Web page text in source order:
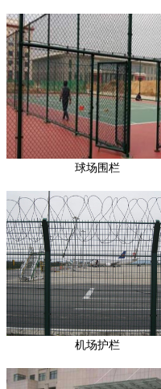
球场围栏
机场护栏